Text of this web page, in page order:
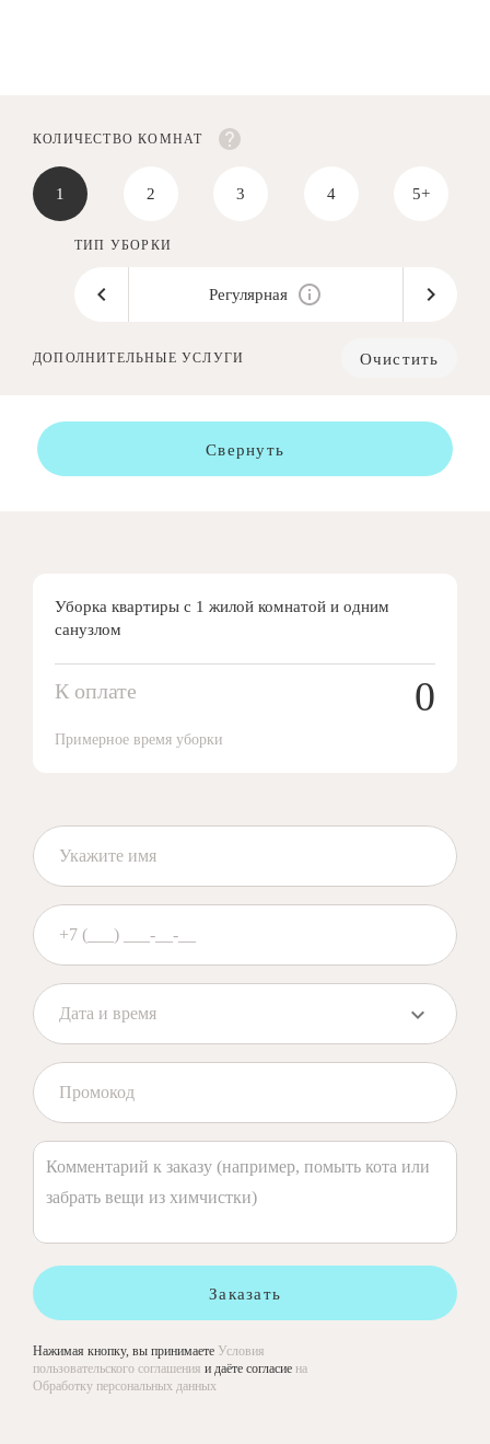
КОЛИЧЕСТВО КОМНАТ
1 2 3 4 5+
ТИП УБОРКИ
Регулярная
ДОПОЛНИТЕЛЬНЫЕ УСЛУГИ Очистить
Свернуть
Уборка квартиры с 1 жилой комнатой и одним
санузлом
К оплате 0
Примерное время уборки
Заказать
Нажимая кнопку, вы принимаете Условия
пользовательского соглашения и даёте согласие на
Обработку персональных данных